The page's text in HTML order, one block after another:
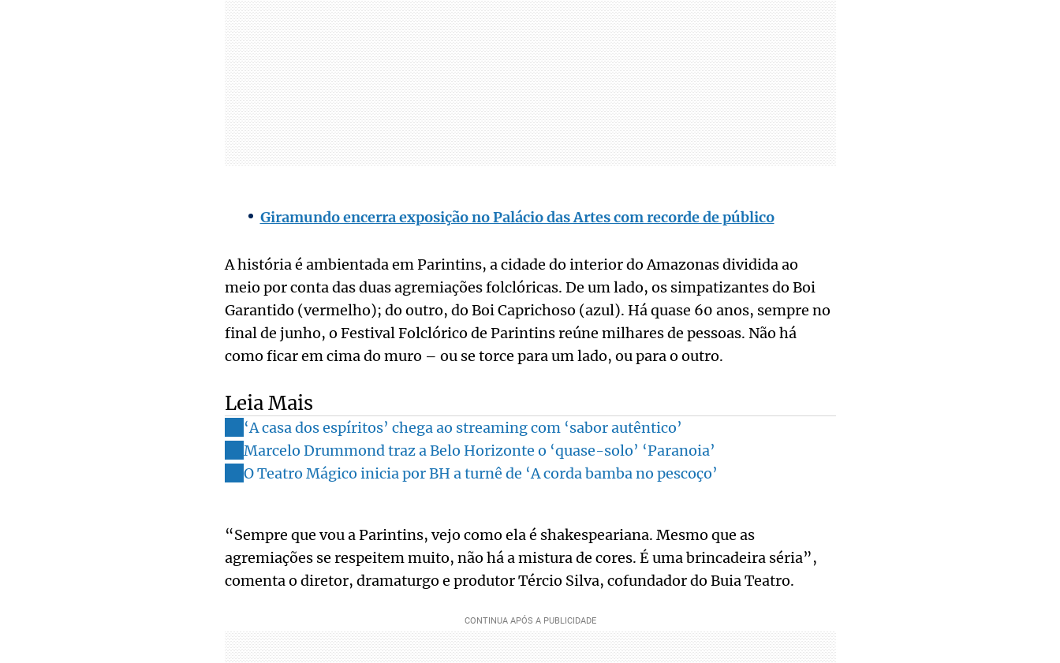
Giramundo encerra exposição no Palácio das Artes com recorde de público
A história é ambientada em Parintins, a cidade do interior do Amazonas dividida ao
meio por conta das duas agremiações folclóricas. De um lado, os simpatizantes do Boi
Garantido (vermelho); do outro, do Boi Caprichoso (azul). Há quase 60 anos, sempre no
final de junho, o Festival Folclórico de Parintins reúne milhares de pessoas. Não há
como ficar em cima do muro – ou se torce para um lado, ou para o outro.
Leia Mais
‘A casa dos espíritos’ chega ao streaming com ‘sabor autêntico’
Marcelo Drummond traz a Belo Horizonte o ‘quase-solo’ ‘Paranoia’
O Teatro Mágico inicia por BH a turnê de ‘A corda bamba no pescoço’
“Sempre que vou a Parintins, vejo como ela é shakespeariana. Mesmo que as
agremiações se respeitem muito, não há a mistura de cores. É uma brincadeira séria”,
comenta o diretor, dramaturgo e produtor Tércio Silva, cofundador do Buia Teatro.